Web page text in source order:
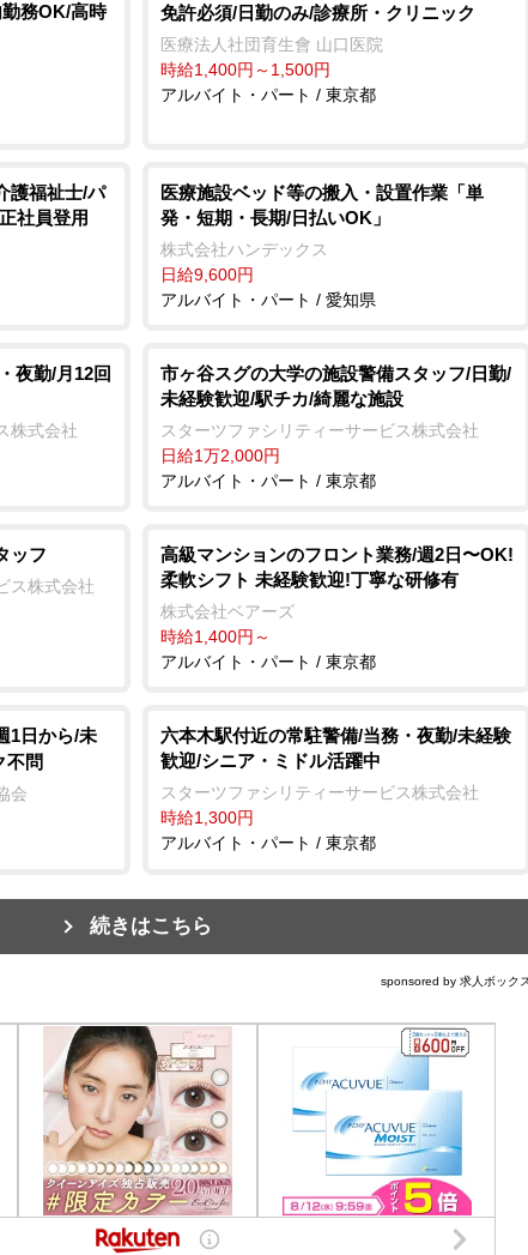
務OK/高時
免許必須/日勤のみ/診療所・クリニック
医療法人社団育生會 山口医院
時給1,400円～1,500円
アルバイト・パート / 東京都
護福祉士/パ
社員登用
医療施設ベッド等の搬入・設置作業「単
発・短期・長期/日払いOK」
株式会社ハンデックス
日給9,600円
アルバイト・パート / 愛知県
夜勤/月12回
株式会社
市ヶ谷スグの大学の施設警備スタッフ/日勤/
未経験歓迎/駅チカ/綺麗な施設
スターツファシリティーサービス株式会社
日給1万2,000円
アルバイト・パート / 東京都
ッフ
ス株式会社
⾼級マンションのフロント業務/週2⽇〜OK!
柔軟シフト 未経験歓迎!丁寧な研修有
株式会社ベアーズ
時給1,400円～
アルバイト・パート / 東京都
1日から/未
不問
会
六本木駅付近の常駐警備/当務・夜勤/未経験
歓迎/シニア・ミドル活躍中
スターツファシリティーサービス株式会社
時給1,300円
アルバイト・パート / 東京都
続きはこちら
sponsored by 求人ボックス